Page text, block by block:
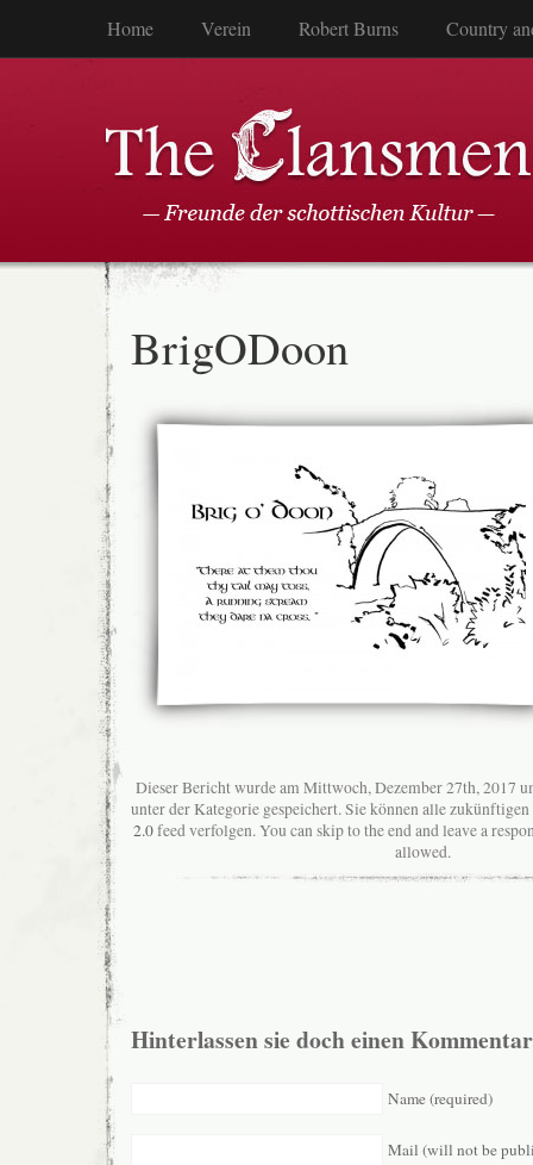
Home Verein Robert Burns Country
BrigODoon
Dieser Bericht wurde am Mittwoch, Dezember 27th, 2017
unter der Kategorie gespeichert. Sie können alle
2.0feed verfolgen. You can skip to the end and leave a
allowed.
Hinterlassen sie doch einen
Name (required)
Mail (will not be